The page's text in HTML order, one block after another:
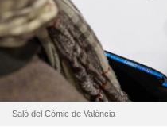
Saló del Còmic de València